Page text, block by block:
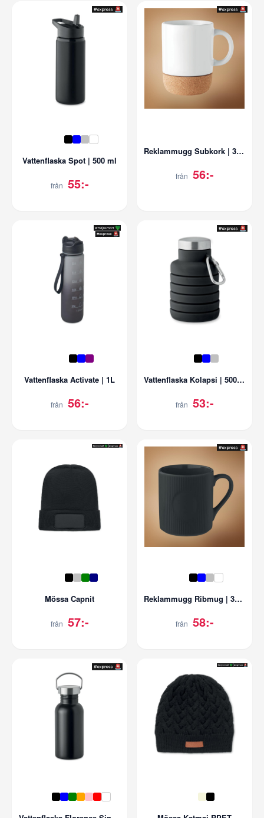
Vattenflaska Spot | 500 ml
från 55:-
Reklammugg Subkork | 300 ml
från 56:-
Vattenflaska Activate | 1L
från 56:-
Vattenflaska Kolapsi | 500 ml
från 53:-
Mössa Capnit
från 57:-
Reklammugg Ribmug | 340 ml
från 58:-